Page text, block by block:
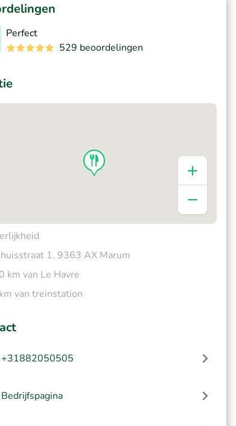
Perfect
529 beoordelingen
1, 9363 AX Marum
km van Le Havre
van treinstation
+31882050505
Bedrijfspagina